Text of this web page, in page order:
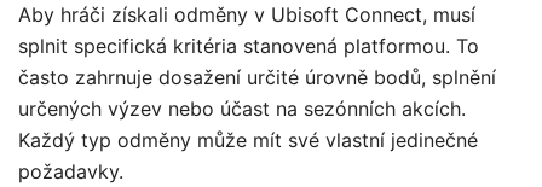
Aby hráči získali odměny v Ubisoft Connect, musí
splnit specifická kritéria stanovená platformou. To
často zahrnuje dosažení určité úrovně bodů, splnění
určených výzev nebo účast na sezónních akcích.
Každý typ odměny může mít své vlastní jedinečné
požadavky.